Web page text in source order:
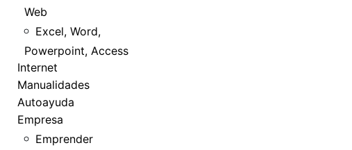
Web
Excel, Word,
Powerpoint, Access
Internet
Manualidades
Autoayuda
Empresa
Emprender